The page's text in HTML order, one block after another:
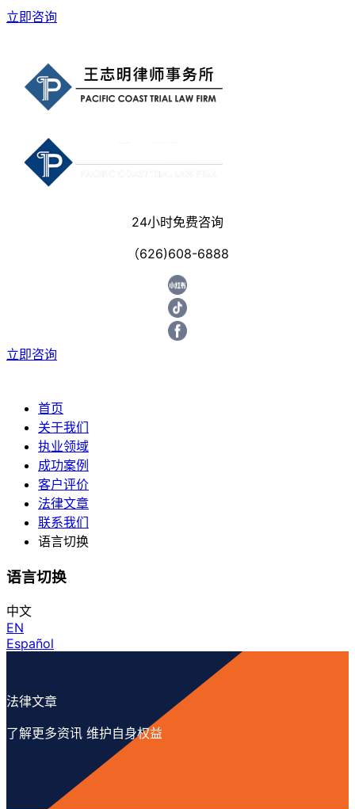
立即咨询
24小时免费咨询
（626)608-6888
立即咨询
首页
关于我们
执业领域
成功案例
客户评价
法律文章
联系我们
语言切换
语言切换
中文
EN
Español
法律文章
了解更多资讯 维护自身权益